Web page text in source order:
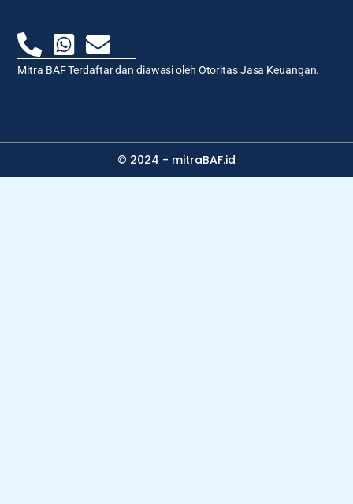
Mitra BAF Terdaftar dan diawasi oleh Otoritas Jasa Keuangan.
© 2024 - mitraBAF.id